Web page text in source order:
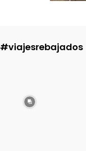
#viajesrebajados